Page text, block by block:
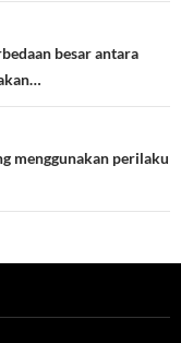
besar antara
menggunakan perilaku